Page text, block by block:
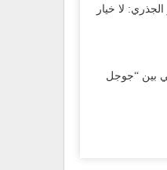
لا خيار
بين “جوجل